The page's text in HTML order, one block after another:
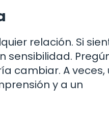
relación. Si
sensibilidad.
cambiar. A veces,
y a un